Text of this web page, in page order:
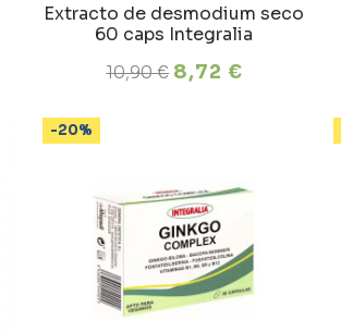
Extracto de desmodium seco
60 caps Integralia
10,90 € 8,72 €
-20%